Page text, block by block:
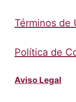
Términos de
Política de
Aviso Legal